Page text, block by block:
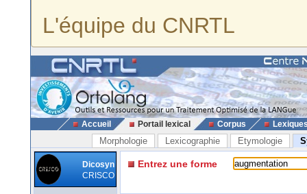
L'équipe du CNRTL
Accueil Portail lexical Corpus
Morphologie Lexicographie Etymologie
Dicosyn
CRISCO
Entrez une forme